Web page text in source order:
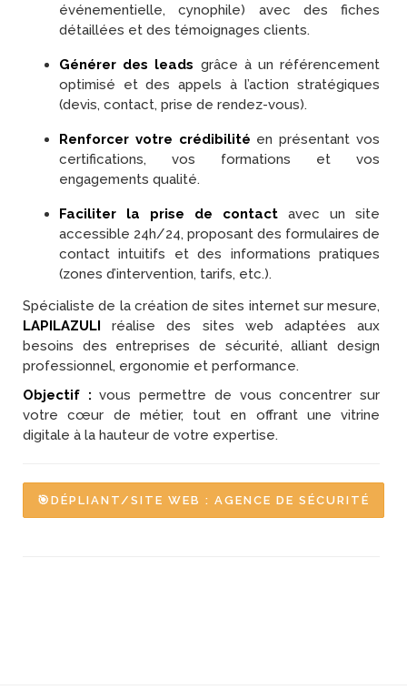
événementielle, cynophile) avec des fiches
détaillées et des témoignages clients.
Générer des leads grâce à un référencement
optimisé et des appels à l’action stratégiques
(devis, contact, prise de rendez-vous).
Renforcer votre crédibilité en présentant vos
certifications, vos formations et vos
engagements qualité.
Faciliter la prise de contact avec un site
accessible 24h/24, proposant des formulaires de
contact intuitifs et des informations pratiques
(zones d’intervention, tarifs, etc.).
Spécialiste de la création de sites internet sur mesure,
LAPILAZULIréalise des sites web adaptées aux
besoins des entreprises de sécurité, alliant design
professionnel, ergonomie et performance.
Objectif : vous permettre de vous concentrer sur
votre cœur de métier, tout en offrant une vitrine
digitale à la hauteur de votre expertise.
🎯DÉPLIANT/SITE WEB : AGENCE DE SÉCURITÉ